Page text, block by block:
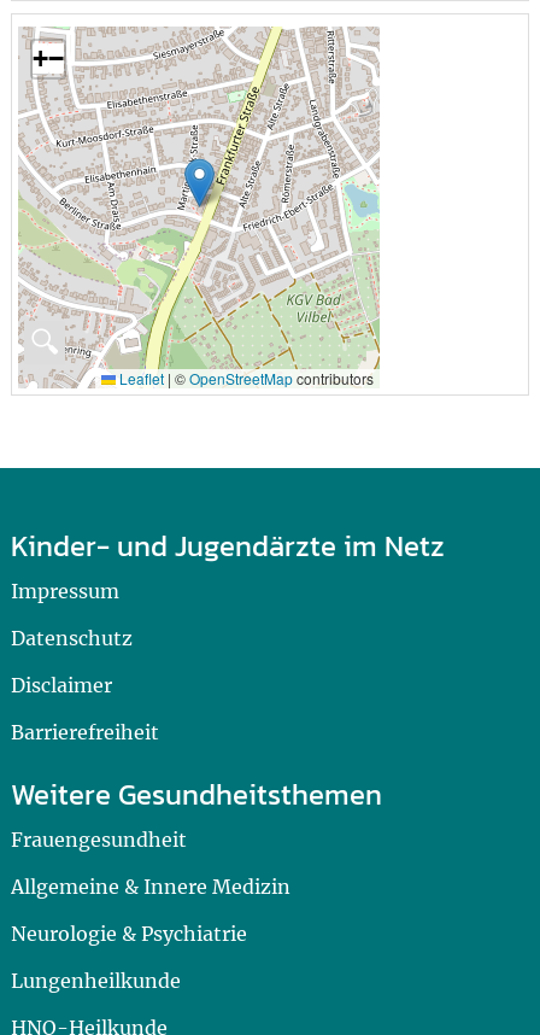
🔍
+−
Leaflet | ©OpenStreetMapcontributors
Kinder- und Jugendärzte im Netz
Impressum
Datenschutz
Disclaimer
Barrierefreiheit
Weitere Gesundheitsthemen
Frauengesundheit
Allgemeine & Innere Medizin
Neurologie & Psychiatrie
Lungenheilkunde
HNO-Heilkunde